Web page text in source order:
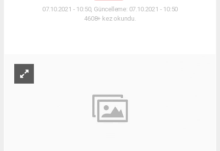
07.10.2021 - 10:50, Güncelleme: 07.10.2021 - 10:50
4608+ kez okundu.